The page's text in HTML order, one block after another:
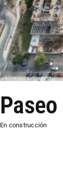
En construcción